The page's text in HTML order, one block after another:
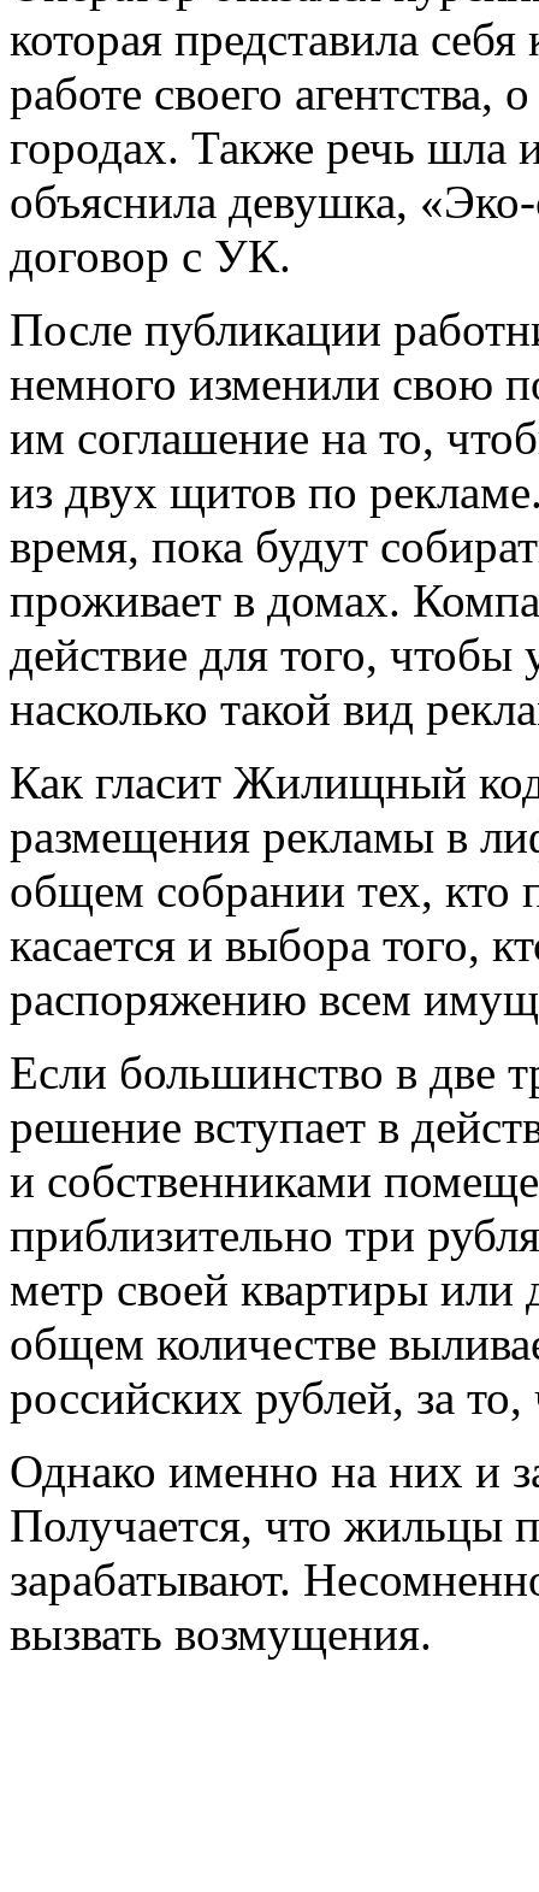
которая представила
работе своего агентства,
городах. Также речь шла
объяснила девушка,
договор с УК.
После публикации
немного изменили свою
им соглашение на то,
из двух щитов по
время, пока будут
проживает в домах.
действие для того, чтобы
насколько такой вид
Как гласит Жилищный
размещения рекламы в
общем собрании тех, кто
касается и выбора того,
распоряжению всем
Если большинство в две
решение вступает в
и собственниками
приблизительно три
метр своей квартиры или
общем количестве
российских рублей, за
Однако именно на них и
Получается, что жильцы
зарабатывают.
вызвать возмущения.